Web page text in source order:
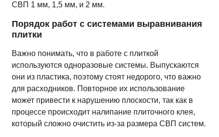
СВП 1 мм, 1,5 мм, и 2 мм.
Порядок работ с системами выравнивания
плитки
Важно понимать, что в работе с плиткой
используются одноразовые системы. Выпускаются
они из пластика, поэтому стоят недорого, что важно
для расходников. Повторное их использование
может привести к нарушению плоскости, так как в
процессе происходит налипание плиточного клея,
который сложно очистить из-за размера СВП систем.